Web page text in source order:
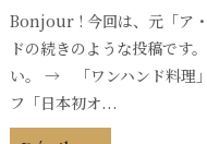
Bonjour ! 今回は、元「ア
ドの続きのような投稿です
い。 → 「ワンハンド料理
フ「日本初オ...